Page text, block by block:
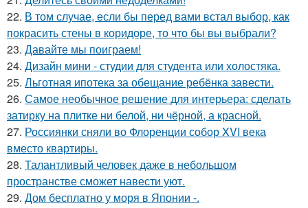
22. В том случае, если бы перед вами встал выбор, как
покрасить стены в коридоре, то что бы вы выбрали?
23. Давайте мы поиграем!
24. Дизайн мини - студии для студента или холостяка.
25. Льготная ипотека за обещание ребёнка завести.
26. Самое необычное решение для интерьера: сделать
затирку на плитке ни белой, ни чёрной, а красной.
27. Россиянки сняли во Флоренции собор XVI века
вместо квартиры.
28. Талантливый человек даже в небольшом
пространстве сможет навести уют.
29. Дом бесплатно у моря в Японии -.